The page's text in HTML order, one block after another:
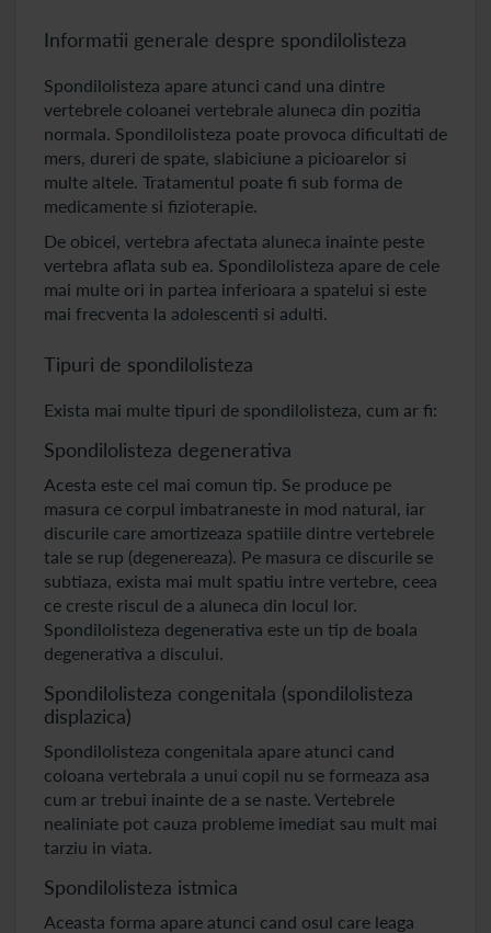
Informatii generale despre spondilolisteza
Spondilolisteza apare atunci cand una dintre
vertebrele coloanei vertebrale aluneca din pozitia
normala. Spondilolisteza poate provoca dificultati de
mers, dureri de spate, slabiciune a picioarelor si
multe altele. Tratamentul poate fi sub forma de
medicamente si fizioterapie.
De obicei, vertebra afectata aluneca inainte peste
vertebra aflata sub ea. Spondilolisteza apare de cele
mai multe ori in partea inferioara a spatelui si este
mai frecventa la adolescenti si adulti.
Tipuri de spondilolisteza
Exista mai multe tipuri de spondilolisteza, cum ar fi:
Spondilolisteza degenerativa
Acesta este cel mai comun tip. Se produce pe
masura ce corpul imbatraneste in mod natural, iar
discurile care amortizeaza spatiile dintre vertebrele
tale se rup (degenereaza). Pe masura ce discurile se
subtiaza, exista mai mult spatiu intre vertebre, ceea
ce creste riscul de a aluneca din locul lor.
Spondilolisteza degenerativa este un tip de boala
degenerativa a discului.
Spondilolisteza congenitala (spondilolisteza
displazica)
Spondilolisteza congenitala apare atunci cand
coloana vertebrala a unui copil nu se formeaza asa
cum ar trebui inainte de a se naste. Vertebrele
nealiniate pot cauza probleme imediat sau mult mai
tarziu in viata.
Spondilolisteza istmica
Aceasta forma apare atunci cand osul care leaga